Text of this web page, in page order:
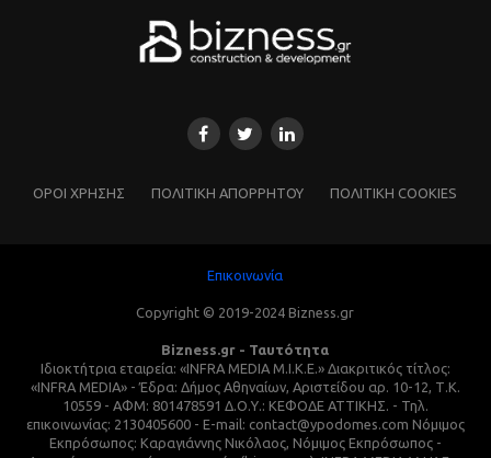
ΌΡΟΙ ΧΡΗΣΗΣ ΠΟΛΙΤΙΚΗ ΑΠΟΡΡΗΤΟΥ ΠΟΛΙΤΙΚΗ COOKIES
Επικοινωνία
Copyright © 2019-2024 Bizness.gr
Bizness.gr - Ταυτότητα
Ιδιοκτήτρια εταιρεία: «INFRA MEDIA M.I.K.E.» Διακριτικός τίτλος:
«INFRA MEDIA» - Έδρα: Δήμος Αθηναίων, Αριστείδου αρ. 10-12, Τ.Κ.
10559 - ΑΦΜ: 801478591 Δ.Ο.Υ.: ΚΕΦΟΔΕ ΑΤΤΙΚΗΣ. - Τηλ.
επικοινωνίας: 2130405600 - E-mail: contact@ypodomes.com Νόμιμος
Εκπρόσωπος: Καραγιάννης Νικόλαος, Νόμιμος Εκπρόσωπος -